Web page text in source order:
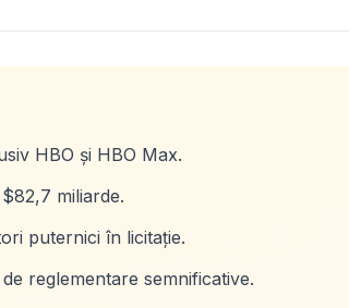
HBO și HBO Max.
miliarde.
puternici în licitație.
reglementare semnificative.